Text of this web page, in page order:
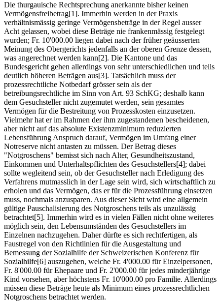
Die thurgauische Rechtsprechung anerkannte bisher keinen
Vermögensfreibetrag[1]. Immerhin werden in der Praxis
verhältnismässig geringe Vermögensbeträge in der Regel ausser
Acht gelassen, wobei diese Beträge nie frankenmässig festgelegt
wurden; Fr. 10'000.00 liegen dabei nach der früher geäusserten
Meinung des Obergerichts jedenfalls an der oberen Grenze dessen,
was angerechnet werden kann[2]. Die Kantone und das
Bundesgericht gehen allerdings von sehr unterschiedlichen und teils
deutlich höheren Beträgen aus[3]. Tatsächlich muss der
prozessrechtliche Notbedarf grösser sein als der
betreibungsrechtliche im Sinn von Art. 93 SchKG; deshalb kann
dem Gesuchsteller nicht zugemutet werden, sein gesamtes
Vermögen für die Bestreitung von Prozesskosten einzusetzen.
Vielmehr hat er im Rahmen der ihm zugestandenen bescheidenen,
aber nicht auf das absolute Existenzminimum reduzierten
Lebensführung Anspruch darauf, Vermögen im Umfang einer
Notreserve nicht antasten zu müssen. Der Betrag dieses
"Notgroschens" bemisst sich nach Alter, Gesundheitszustand,
Einkommen und Unterhaltspflichten des Gesuchstellers[4]; dabei
sollte wegleitend sein, ob der Gesuchsteller nach Erledigung des
Verfahrens mutmasslich in der Lage sein wird, sich wirtschaftlich zu
erholen und das Vermögen, das er für die Prozessführung einsetzen
muss, nochmals anzusparen. Aus dieser Sicht wird eine allgemein
gültige Pauschalisierung des Notgroschens teils als unzulässig
betrachtet[5]. Immerhin wird es in vielen Fällen nicht ohne weiteres
möglich sein, den Lebensumständen des Gesuchstellers im
Einzelnen nachzugehen. Daher dürfte es sich rechtfertigen, als
Faustregel von den Richtlinien für die Ausgestaltung und
Bemessung der Sozialhilfe der Schweizerischen Konferenz für
Sozialhilfe[6] auszugehen, welche Fr. 4'000.00 für Einzelpersonen,
Fr. 8'000.00 für Ehepaare und Fr. 2'000.00 für jedes minderjährige
Kind vorsehen, aber höchstens Fr. 10'000.00 pro Familie. Allerdings
müssen diese Beträge heute als Minimum eines prozessrechtlichen
Notgroschens betrachtet werden.